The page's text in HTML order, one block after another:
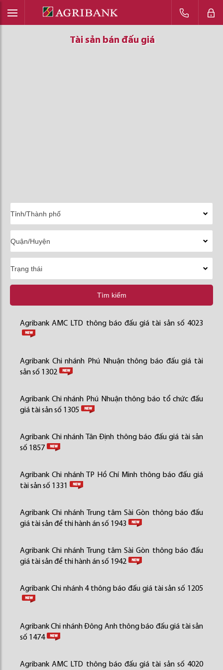
Tài sản bán đấu giá
Tài sản bán đấu giá
Tài sản bán đấu giá
Tìm kiếm
Agribank AMC LTD thông báo đấu giá tài sản số 4023
Agribank Chi nhánh Phú Nhuận thông báo đấu giá tài
sản số 1302
Agribank Chi nhánh Phú Nhuận thông báo tổ chức đấu
giá tài sản số 1305
Agribank Chi nhánh Tân Định thông báo đấu giá tài sản
số 1857
Agribank Chi nhánh TP Hồ Chí Minh thông báo đấu giá
tài sản số 1331
Agribank Chi nhánh Trung tâm Sài Gòn thông báo đấu
giá tài sản để thi hành án số 1943
Agribank Chi nhánh Trung tâm Sài Gòn thông báo đấu
giá tài sản để thi hành án số 1942
Agribank Chi nhánh 4 thông báo đấu giá tài sản số 1205
Agribank Chi nhánh Đông Anh thông báo đấu giá tài sản
số 1474
Agribank AMC LTD thông báo đấu giá tài sản số 4020